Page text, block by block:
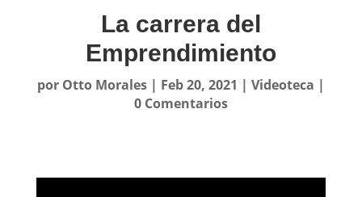
La carrera del
Emprendimiento
por Otto Morales| Feb 20, 2021 | Videoteca |
0 Comentarios